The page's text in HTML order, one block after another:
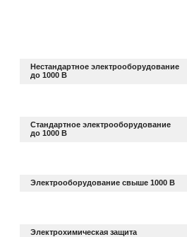
Нестандартное электрооборудование
до 1000 В
Стандартное электрооборудование
до 1000 В
Электрооборудование свыше 1000 В
Электрохимическая защита